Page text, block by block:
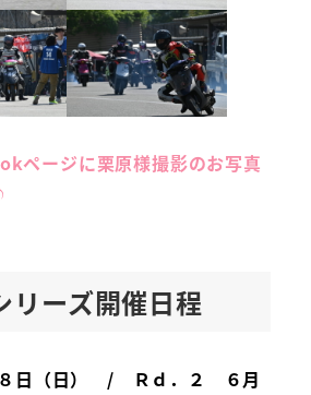
ページに栗原様撮影のお写真
リーズ開催日程
日（日） / Ｒｄ．２ ６月